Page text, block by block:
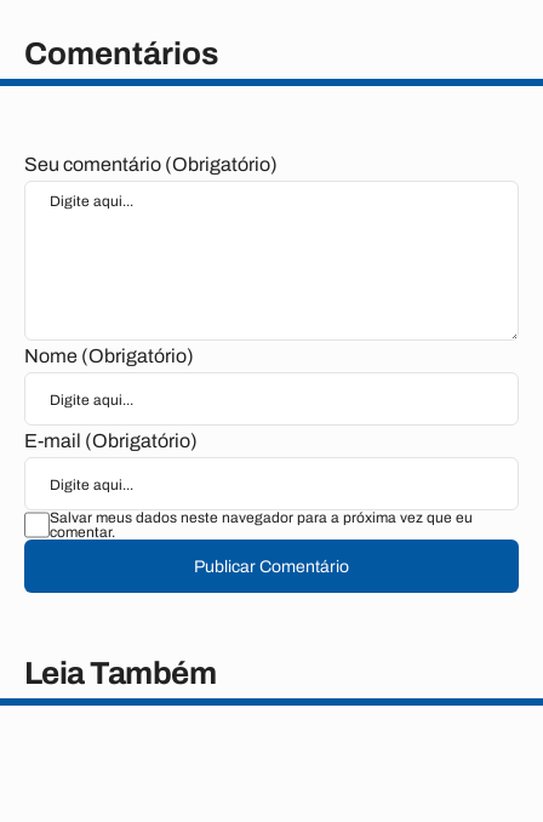
Comentários
Seu comentário (Obrigatório)
Nome (Obrigatório)
E-mail (Obrigatório)
Salvar meus dados neste navegador para a próxima vez que eu
comentar.
Publicar Comentário
Leia Também